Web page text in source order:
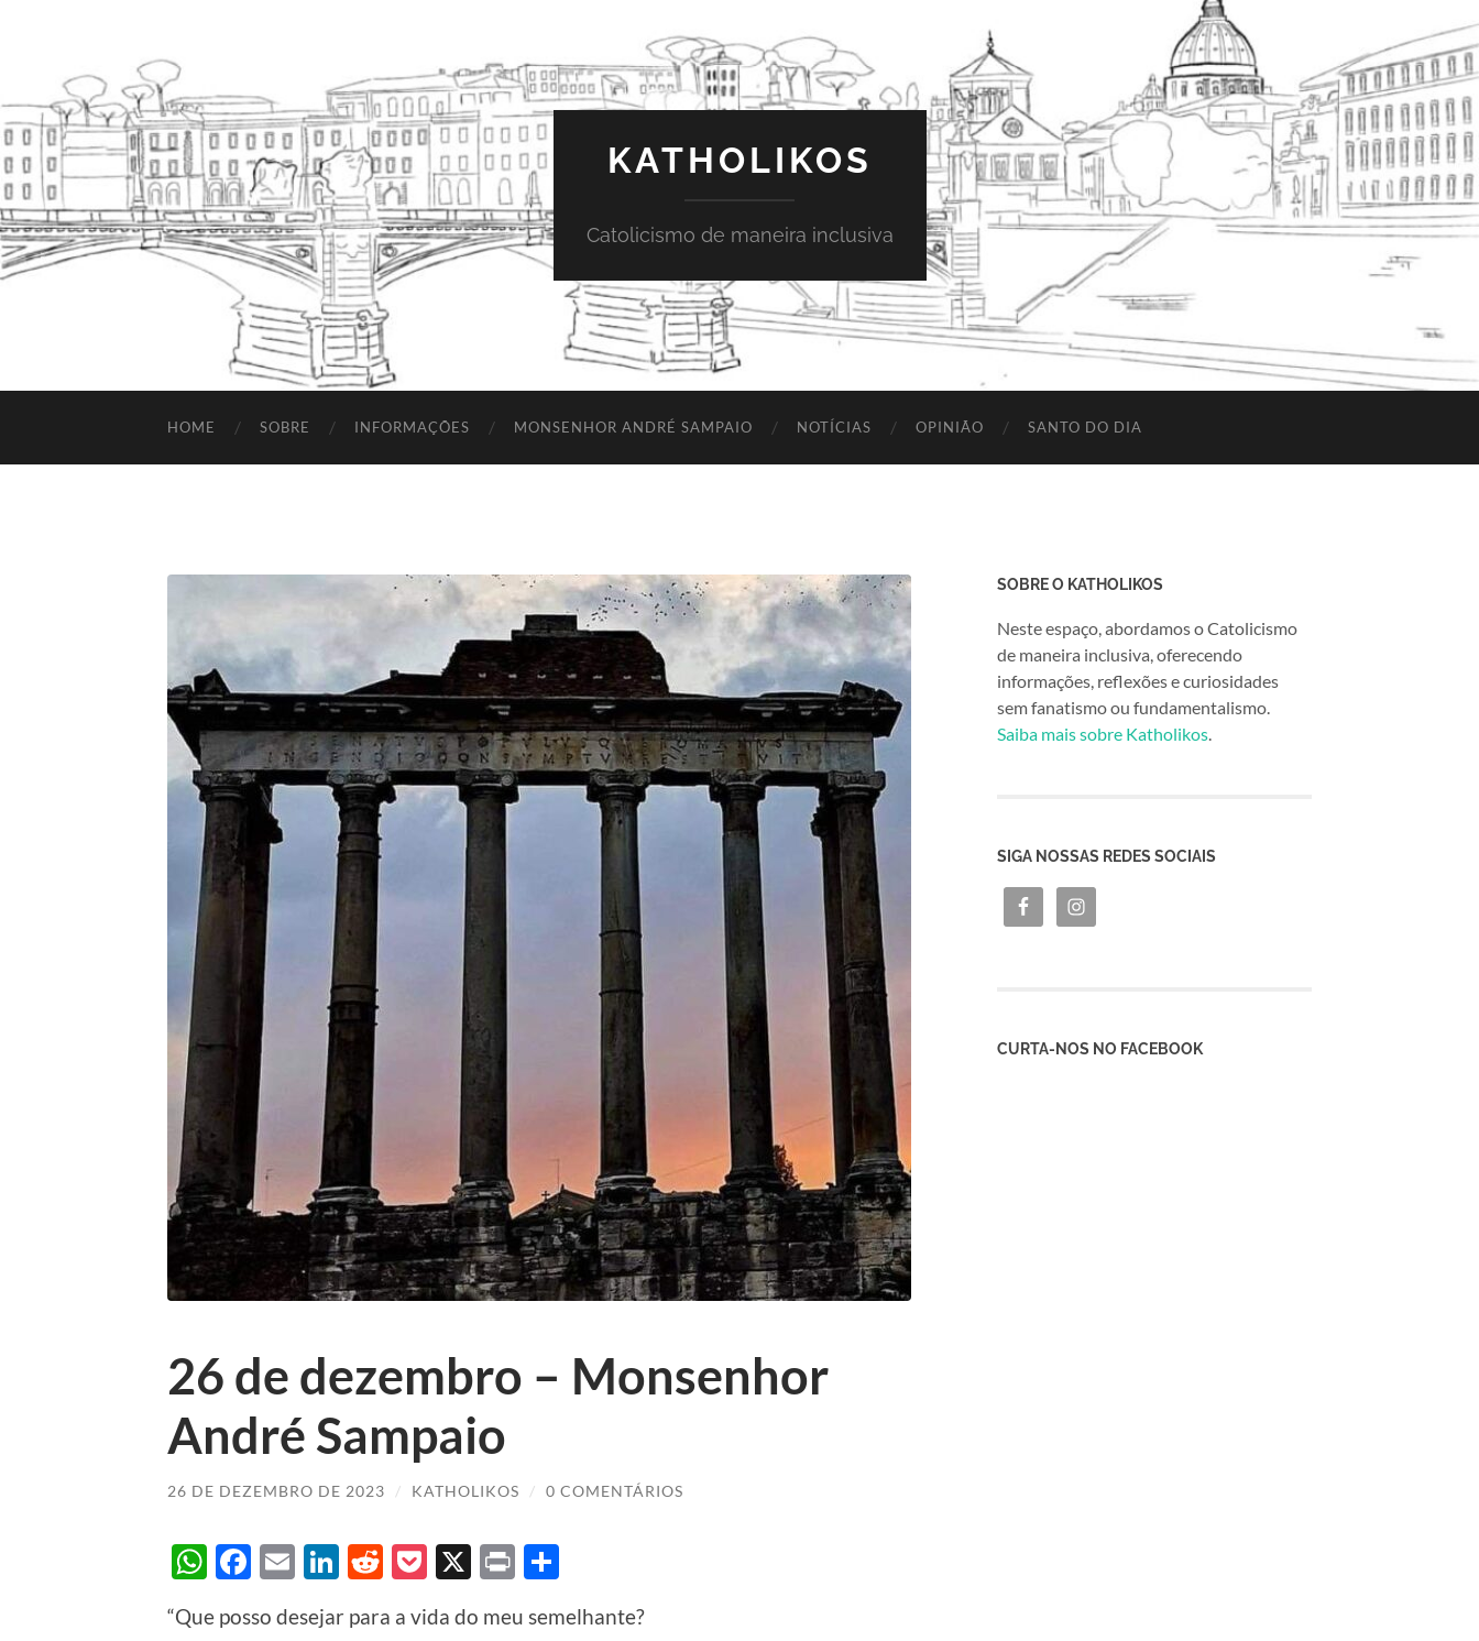
KATHOLIKOS
Catolicismo de maneira inclusiva
HOME SOBRE INFORMAÇÕES MONSENHOR ANDRÉ SAMPAIO NOTÍCIAS OPINIÃO SANTO DO DIA
26 de dezembro – Monsenhor
André Sampaio
26 DE DEZEMBRO DE 2023 / KATHOLIKOS / 0 COMENTÁRIOS
WhatsApp
Facebook
EmailLinkedIn
Reddit
Pocket
X Print
“Que posso desejar para a vida do meu semelhante?
SOBRE O KATHOLIKOS
Neste espaço, abordamos o Catolicismo
de maneira inclusiva, oferecendo
informações, reflexões e curiosidades
sem fanatismo ou fundamentalismo.
Saiba mais sobre Katholikos.
SIGA NOSSAS REDES SOCIAIS
CURTA-NOS NO FACEBOOK